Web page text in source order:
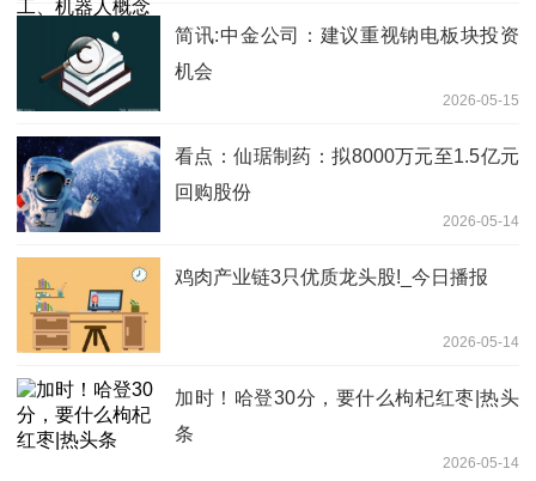
简讯:中金公司：建议重视钠电板块投资
机会
2026-05-15
看点：仙琚制药：拟8000万元至1.5亿元
回购股份
2026-05-14
鸡肉产业链3只优质龙头股!_今日播报
2026-05-14
加时！哈登30分，要什么枸杞红枣|热头
条
2026-05-14